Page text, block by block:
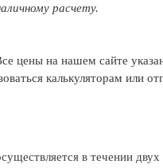
расчету.
цены на нашем сайте
калькуляторам или
в течении